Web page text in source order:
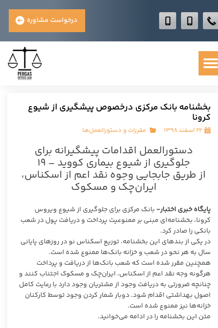
درخواست مشاوره
بخشنامه بانک مرکزی درخصوص پیشگیری از شیوع
کرونا
۲۲ اسفند ۱۳۹۸ مقررات و دستورالعمل‌ها
دستورالعمل اقدامات پیشگیرانه برای
جلوگیری از شیوع بیماری کووید – ۱۹
از طریق جابجایی وجوه نقد اعم از اسکناس،
ایران‌چک و مسکوک
پایگاه خبری اختبار- بانک مرکزی برای جلوگیری از شیوع ویروس
کرونا، بخشنامه‌ای مبنی بر ممنوعیت پرداخت و دریافت پول در شعب
بانکی را صادر کرد.
در یکی از بندهای این بخشنامه، توزیع اسکناس نو در روزهای پایانی
سال به هر نحو در شعب و خزانه بانک‌ها ممنوع شده است.
همچنین مقرر شده است که شعب بانک‌ها از دریافت و پرداخت
هرگونه وجه نقد اعم از اسکناس، ایران‌چک و مسکوک اجتناب کنند و
چنانچه ضرورتی به دریافت وجود از مشتریان وجود دارد با رعایت کامل
اصول بهداشتی اقدام شود. دوبار شمار کردن وجود توسط کارکنان
خزانه‌ها نیز ممنوع شده است.
متن این بخشنامه را در ادامه می‌خوانید.